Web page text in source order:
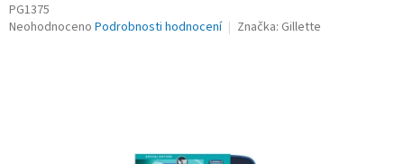
PG1375
Průměrné
Neohodnoceno Podrobnosti hodnocení Značka: Gillette